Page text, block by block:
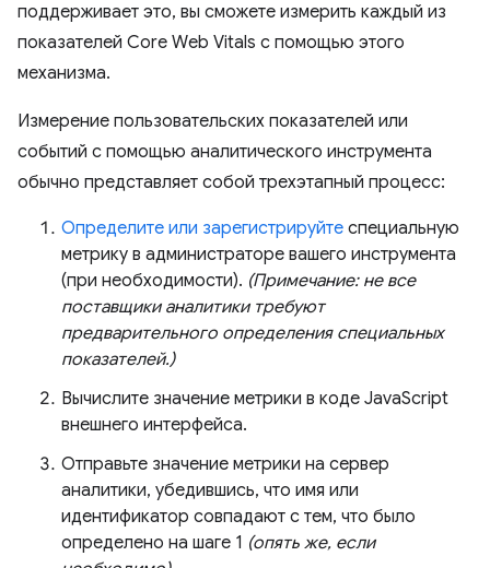
поддерживает это, вы сможете измерить каждый из
показателей Core Web Vitals с помощью этого
механизма.
Измерение пользовательских показателей или
событий с помощью аналитического инструмента
обычно представляет собой трехэтапный процесс:
Определите или зарегистрируйте специальную
метрику в администраторе вашего инструмента
(при необходимости). (Примечание: не все
поставщики аналитики требуют
предварительного определения специальных
показателей.)
Вычислите значение метрики в коде JavaScript
внешнего интерфейса.
Отправьте значение метрики на сервер
аналитики, убедившись, что имя или
идентификатор совпадают с тем, что было
определено на шаге 1 (опять же, если